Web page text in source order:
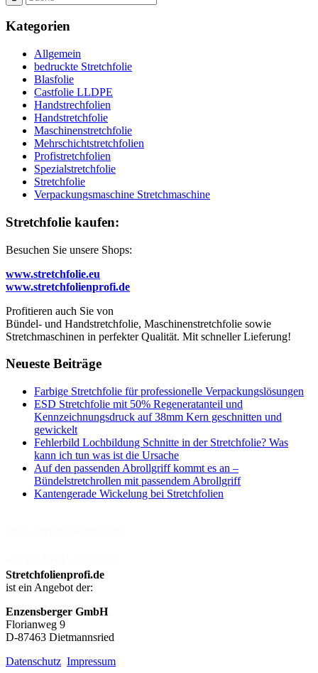
Kategorien
Allgemein
bedruckte Stretchfolie
Blasfolie
Castfolie LLDPE
Handstrechfolien
Handstretchfolie
Maschinenstretchfolie
Mehrschichtstretchfolien
Profistretchfolien
Spezialstretchfolie
Stretchfolie
Verpackungsmaschine Stretchmaschine
Stretchfolie kaufen:
Besuchen Sie unsere Shops:
www.stretchfolie.eu
www.stretchfolienprofi.de
Profitieren auch Sie von
Bündel- und Handstretchfolie, Maschinenstretchfolie sowie
Stretchmaschinen in perfekter Qualität. Mit schneller Lieferung!
Neueste Beiträge
Farbige Stretchfolie für professionelle Verpackungslösungen
ESD Stretchfolie mit 50% Regeneratanteil und
Kennzeichnungsdruck auf 38mm Kern geschnitten und
gewickelt
Fehlerbild Lochbildung Schnitte in der Stretchfolie? Was
kann ich tun was ist die Ursache
Auf den passenden Abrollgriff kommt es an –
Bündelstretchrollen mit passendem Abrollgriff
Kantengerade Wickelung bei Stretchfolien
Stretchfolienprofi.de
ist ein Angebot der:
Enzensberger GmbH
Florianweg 9
D-87463 Dietmannsried
Datenschutz Impressum